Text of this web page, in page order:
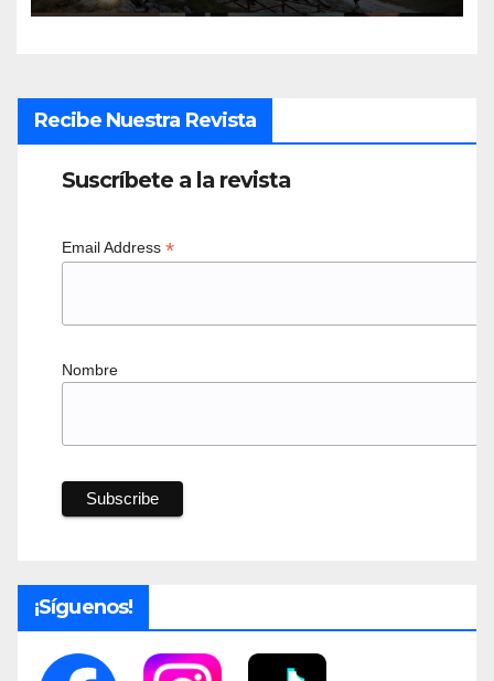
Recibe Nuestra Revista
Suscríbete a la revista
Email Address *
Nombre
¡Síguenos!